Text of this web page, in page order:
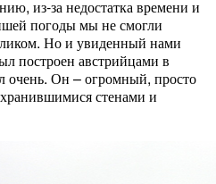
из-за недостатка времени и
погоды мы не смогли
Но и увиденный нами
построен австрийцами в
очень. Он – огромный, просто
стенами и